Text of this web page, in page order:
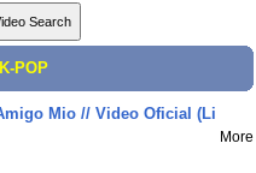
K-POP
Mio // Video Oficial (Li
More